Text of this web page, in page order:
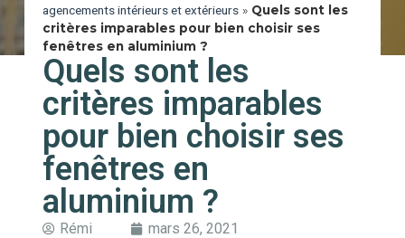
agencements intérieurs et extérieurs» Quels sont les
critères imparables pour bien choisir ses
fenêtres en aluminium ?
Quels sont les
critères imparables
pour bien choisir ses
fenêtres en
aluminium ?
Rémi mars 26, 2021